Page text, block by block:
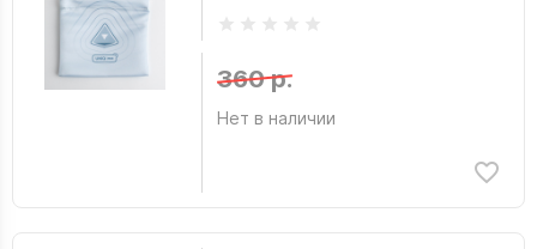
360 р.
Нет в наличии